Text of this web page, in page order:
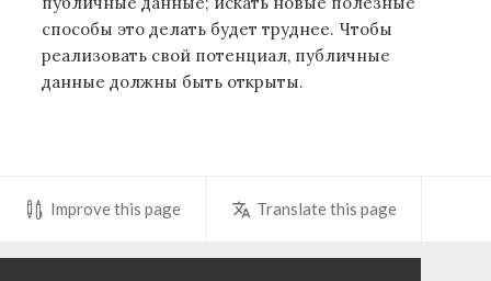
способы это делать будет труднее. Чтобы
реализовать свой потенциал, публичные
данные должны быть открыты.
Improve this page Translate this page